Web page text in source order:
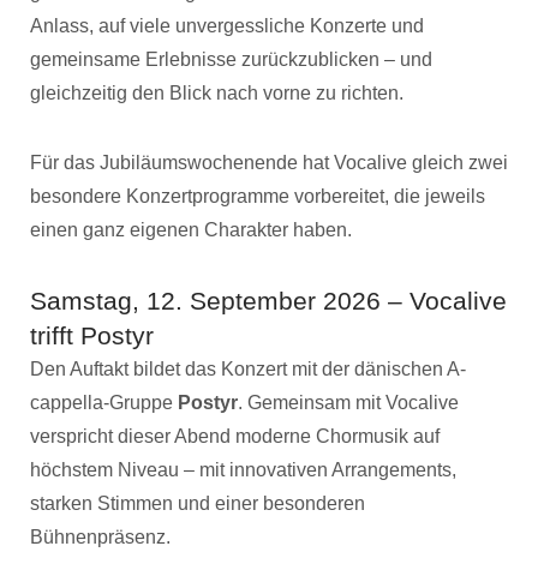
Anlass, auf viele unvergessliche Konzerte und
gemeinsame Erlebnisse zurückzublicken – und
gleichzeitig den Blick nach vorne zu richten.
Für das Jubiläumswochenende hat Vocalive gleich zwei
besondere Konzertprogramme vorbereitet, die jeweils
einen ganz eigenen Charakter haben.
Samstag, 12. September 2026 – Vocalive
trifft Postyr
Den Auftakt bildet das Konzert mit der dänischen A-
cappella-Gruppe Postyr. Gemeinsam mit Vocalive
verspricht dieser Abend moderne Chormusik auf
höchstem Niveau – mit innovativen Arrangements,
starken Stimmen und einer besonderen
Bühnenpräsenz.